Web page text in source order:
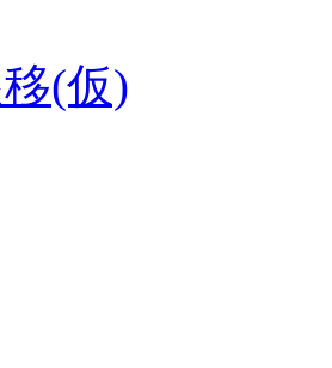
(仮)